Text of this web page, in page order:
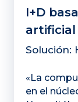
I+D
artificial
Solución:
«La
en el